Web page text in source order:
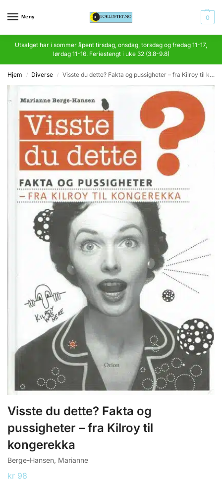
Meny 0
Utsalget har i sommer åpent tirsdag, onsdag, torsdag og fredag 11-17,
lørdag 11-16. Feriestengt i uke 32 (3.8-9.8)
Hjem / Diverse / Visste du dette? Fakta og pussigheter – fra Kilroy til kongerekka
Visste du dette? Fakta og
pussigheter – fra Kilroy til
kongerekka
Berge-Hansen, Marianne
kr 98